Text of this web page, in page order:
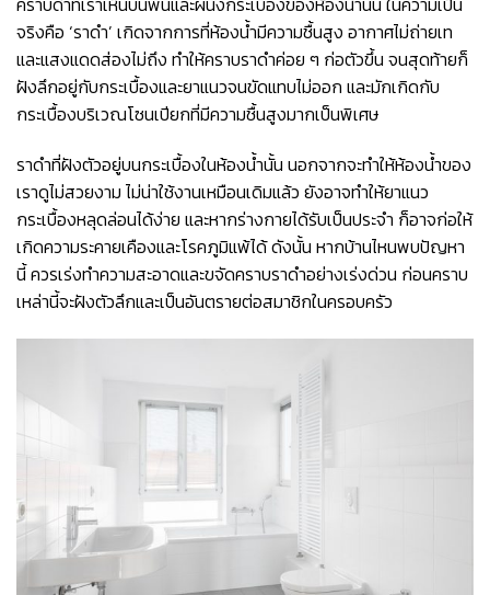
จริงคือ ‘ราดำ’ เกิดจากการที่ห้องน้ำมีความชื้นสูง อากาศไม่ถ่ายเท
และแสงแดดส่องไม่ถึง ทำให้คราบราดำค่อย ๆ ก่อตัวขึ้น จนสุดท้ายก็
ฝังลึกอยู่กับกระเบื้องและยาแนวจนขัดแทบไม่ออก และมักเกิดกับ
กระเบื้องบริเวณโซนเปียกที่มีความชื้นสูงมากเป็นพิเศษ
ราดำที่ฝังตัวอยู่บนกระเบื้องในห้องน้ำนั้น นอกจากจะทำให้ห้องน้ำของ
เราดูไม่สวยงาม ไม่น่าใช้งานเหมือนเดิมแล้ว ยังอาจทำให้ยาแนว
กระเบื้องหลุดล่อนได้ง่าย และหากร่างกายได้รับเป็นประจำ ก็อาจก่อให้
เกิดความระคายเคืองและโรคภูมิแพ้ได้ ดังนั้น หากบ้านไหนพบปัญหา
นี้ ควรเร่งทำความสะอาดและขจัดคราบราดำอย่างเร่งด่วน ก่อนคราบ
เหล่านี้จะฝังตัวลึกและเป็นอันตรายต่อสมาชิกในครอบครัว